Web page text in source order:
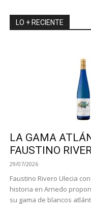
LO + RECIENTE
LA GAMA
FAUSTINO
29/07/2026
Faustino Rivero Ulecia
historia en Arnedo
su gama de blancos